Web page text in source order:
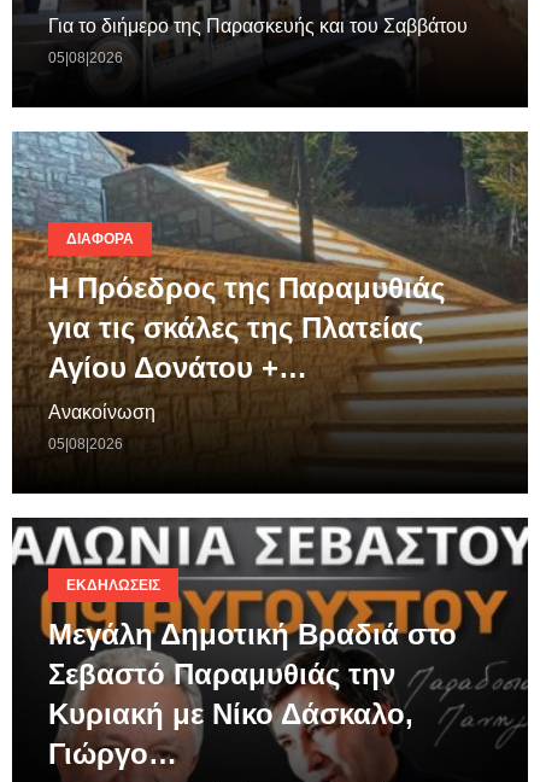
Για το διήμερο της Παρασκευής και του Σαββάτου
05|08|2026
ΔΙΆΦΟΡΑ
Η Πρόεδρος της Παραμυθιάς
για τις σκάλες της Πλατείας
Αγίου Δονάτου +…
Ανακοίνωση
05|08|2026
ΕΚΔΗΛΏΣΕΙΣ
Μεγάλη Δημοτική Βραδιά στο
Σεβαστό Παραμυθιάς την
Κυριακή με Νίκο Δάσκαλο,
Γιώργο…